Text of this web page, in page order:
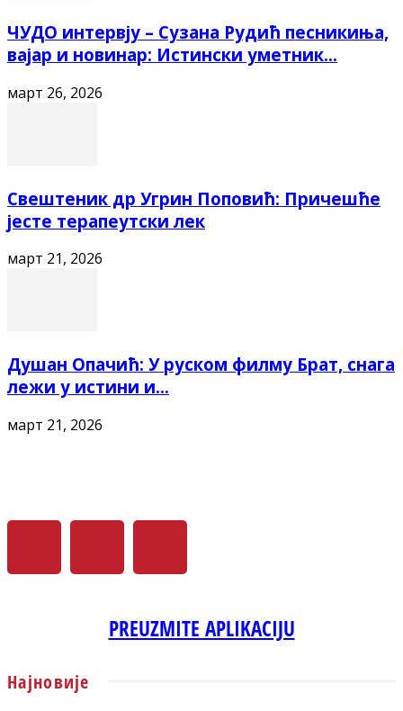
ЧУДО интервју – Сузана Рудић песникиња,
вајар и новинар: Истински уметник...
март 26, 2026
Свештеник др Угрин Поповић: Причешће
јесте терапеутски лек
март 21, 2026
Душан Опачић: У руском филму Брат, снага
лежи у истини и...
март 21, 2026
PREUZMITE APLIKACIJU
Најновије